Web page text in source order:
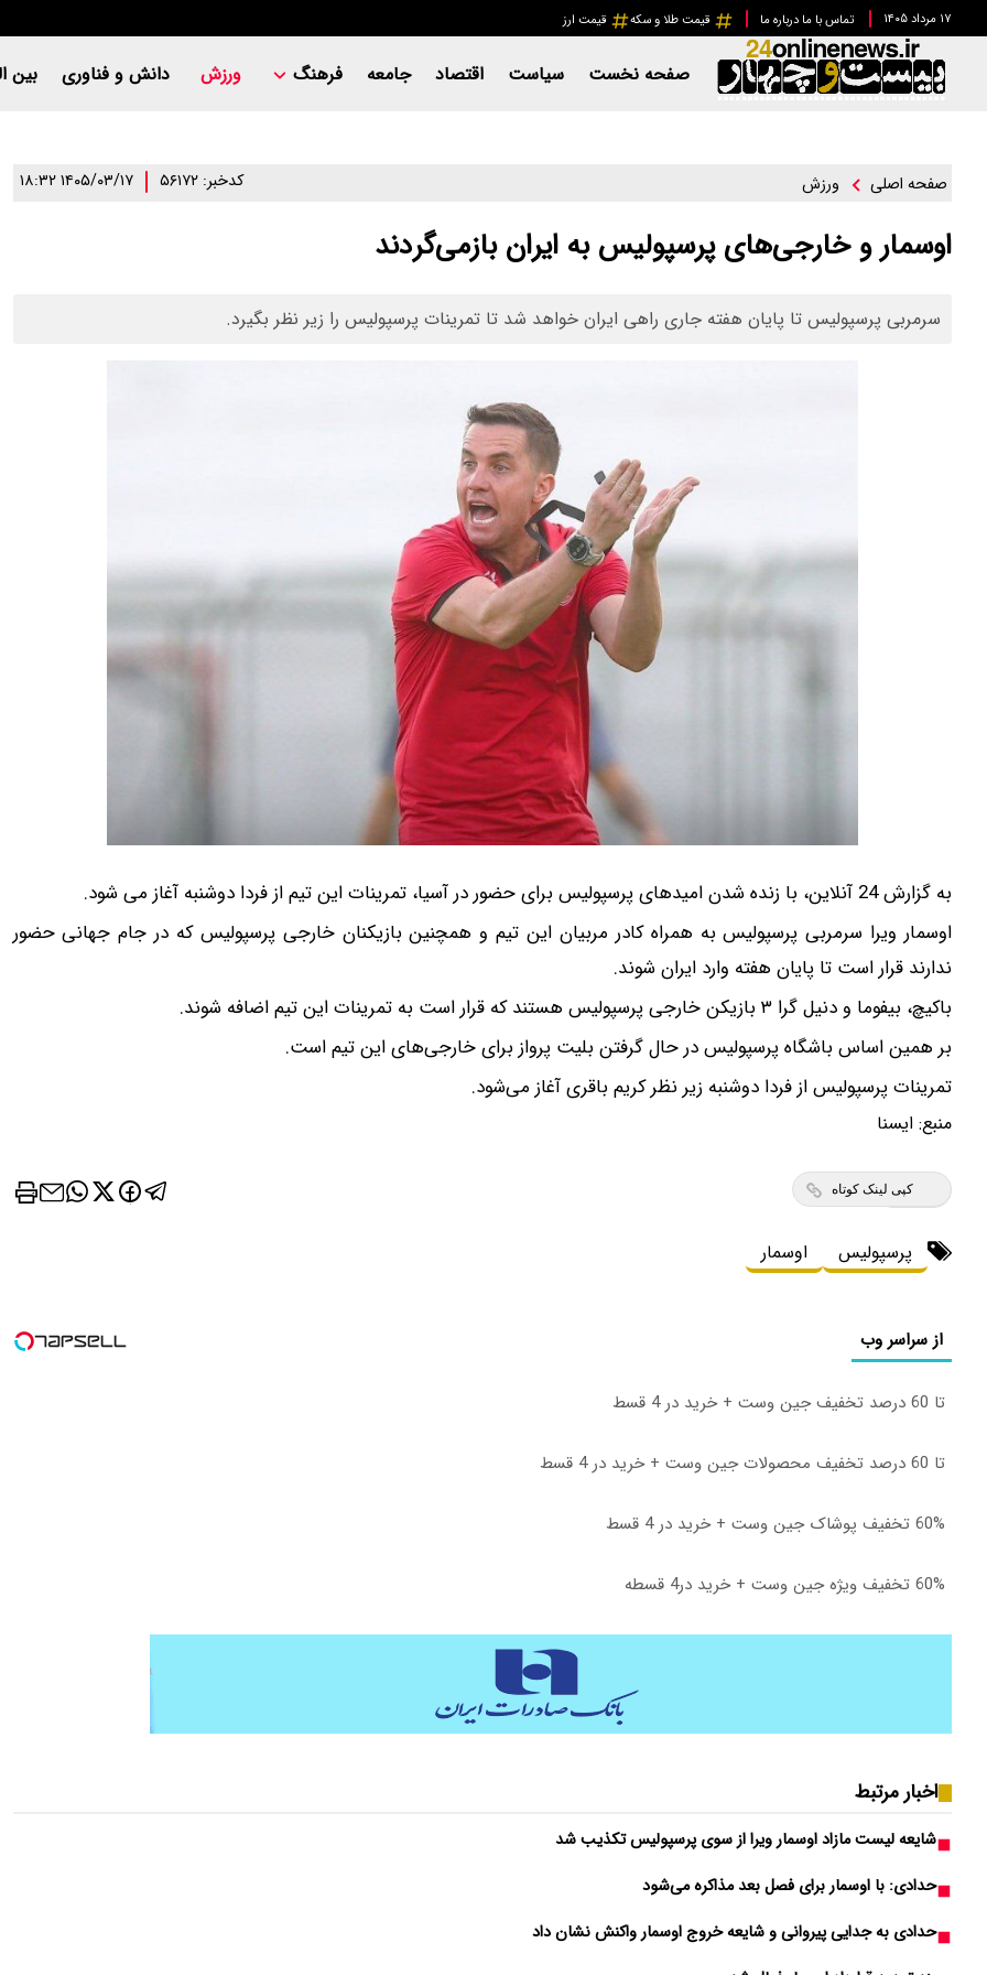
۱۷ مرداد ۱۴۰۵ تماس با ما درباره ما قیمت طلا و سکه قیمت ارز
صفحه نخست سیاست اقتصاد جامعه فرهنگ ورزش دانش و فناوری بین
صفحه اصلی ورزش کدخبر: ۵۶۱۷۲ ۱۴۰۵/۰۳/۱۷ ۱۸:۳۲
اوسمار و خارجی‌های پرسپولیس به ایران بازمی‌گردند
سرمربی پرسپولیس تا پایان هفته جاری راهی ایران خواهد شد تا تمرینات پرسپولیس را زیر نظر بگیرد.
به گزارش 24 آنلاین، با زنده شدن امیدهای پرسپولیس برای حضور در آسیا، تمرینات این تیم از فردا دوشنبه آغاز می شود.
اوسمار ویرا سرمربی پرسپولیس به همراه کادر مربیان این تیم و همچنین بازیکنان خارجی پرسپولیس که در جام جهانی حضور
ندارند قرار است تا پایان هفته وارد ایران شوند.
باکیچ، بیفوما و دنیل گرا ۳ بازیکن خارجی پرسپولیس هستند که قرار است به تمرینات این تیم اضافه شوند.
بر همین اساس باشگاه پرسپولیس در حال گرفتن بلیت پرواز برای خارجی‌های این تیم است.
تمرینات پرسپولیس از فردا دوشنبه زیر نظر کریم باقری آغاز می‌شود.
منبع: ايسنا
کپی لینک کوتاه
پرسپولیس اوسمار
از سراسر وب
تا 60 درصد تخفیف جین وست + خرید در 4 قسط
تا 60 درصد تخفیف محصولات جین وست + خرید در 4 قسط
60% تخفیف پوشاک جین وست + خرید در 4 قسط
60% تخفیف ویژه جین وست + خرید در4 قسطه
اخبار مرتبط
شایعه لیست مازاد اوسمار ویرا از سوی پرسپولیس تکذیب شد
حدادی: با اوسمار برای فصل بعد مذاکره می‌شود
حدادی به جدایی پیروانی و شایعه خروج اوسمار واکنش نشان داد